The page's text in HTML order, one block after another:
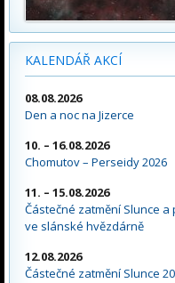
KALENDÁŘ AKCÍ
08.08.2026
Den a noc na Jizerce
10. – 16.08.2026
Chomutov – Perseidy 2026
11. – 15.08.2026
Částečné zatmění Slunce
ve slánské hvězdárně
12.08.2026
Částečné zatmění Slunce